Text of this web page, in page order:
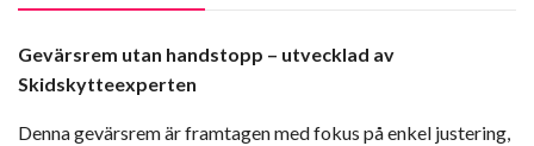
Gevärsrem utan handstopp – utvecklad av
Skidskytteexperten
Denna gevärsrem är framtagen med fokus på enkel justering,